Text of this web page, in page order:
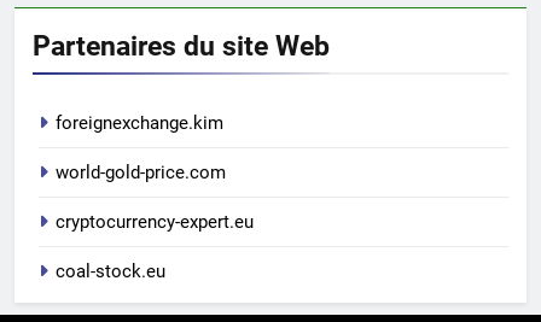
Partenaires du site Web
foreignexchange.kim
world-gold-price.com
cryptocurrency-expert.eu
coal-stock.eu